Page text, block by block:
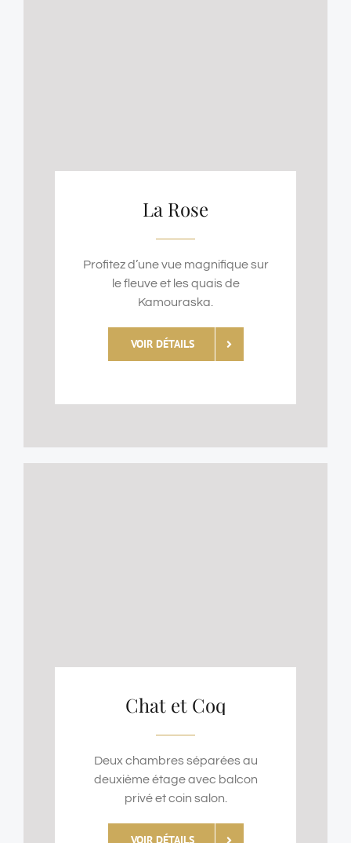
La Rose
Profitez d’une vue magnifique sur
le fleuve et les quais de
Kamouraska.
VOIR DÉTAILS
Chat et Coq
Deux chambres séparées au
deuxième étage avec balcon
privé et coin salon.
VOIR DÉTAILS